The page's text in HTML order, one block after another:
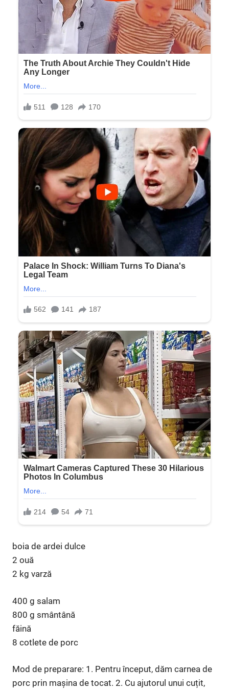
boia de ardei dulce
2 ouă
2 kg varză
400 g salam
800 g smântână
făină
8 cotlete de porc
Mod de preparare: 1. Pentru început, dăm carnea de
porc prin mașina de tocat. 2. Cu ajutorul unui cuțit,